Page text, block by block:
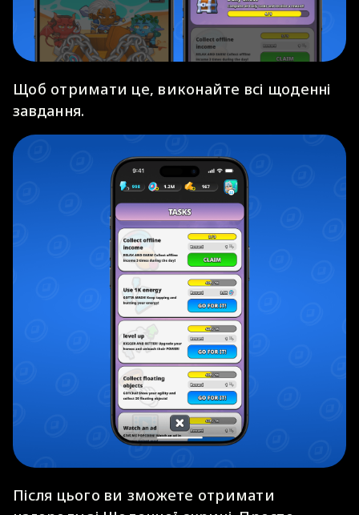
Щоб отримати це, виконайте всі щоденні
завдання.
Після цього ви зможете отримати